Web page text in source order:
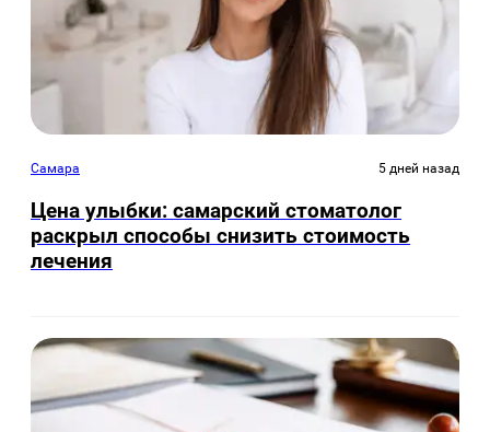
Самара 5 дней назад
Цена улыбки: самарский стоматолог
раскрыл способы снизить стоимость
лечения